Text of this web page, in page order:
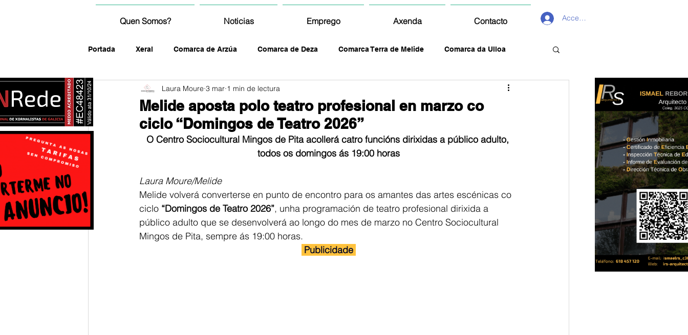
Quen Somos? Noticias Emprego Axenda Contacto Acceder
Portada Xeral Comarca de Arzúa Comarca de Deza Comarca Terra de Melide Comarca da Ulloa
fotografía
Melide aposta polo teatro profesional en marzo co
ciclo “Domingos de Teatro 2026”
Laura Moure 3 mar 1 min de lectura
O Centro Sociocultural Mingos de Pita acollerá catro funcións dirixidas a público adulto,
todos os domingos ás 19:00 horas
Laura Moure/Melide
Melide volverá converterse en punto de encontro para os amantes das artes escénicas co
ciclo “Domingos de Teatro 2026”, unha programación de teatro profesional dirixida a
público adulto que se desenvolverá ao longo do mes de marzo no Centro Sociocultural
Mingos de Pita, sempre ás 19:00 horas.
Publicidade